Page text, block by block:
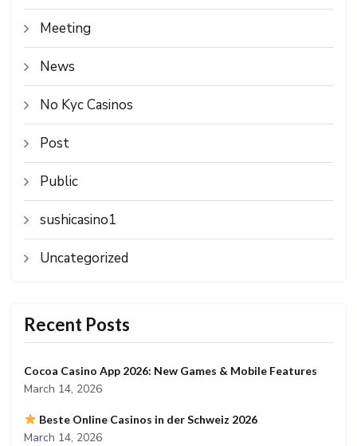
Meeting
News
No Kyc Casinos
Post
Public
sushicasino1
Uncategorized
Recent Posts
Cocoa Casino App 2026: New Games & Mobile Features
March 14, 2026
Beste Online Casinos in der Schweiz 2026
March 14, 2026